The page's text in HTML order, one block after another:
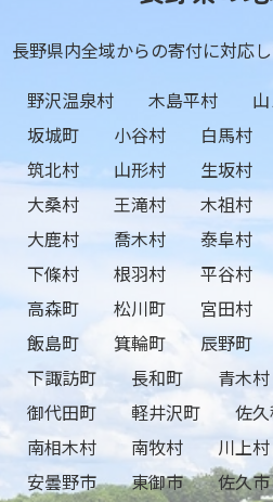
長野県内全域からの寄付に対応し
野沢温泉村
木島平村
坂城町
小谷村 白馬村
筑北村
山形村 生坂村
大桑村
王滝村 木祖村
大鹿村
喬木村 泰阜村
下條村
根羽村 平谷村
高森町
松川町 宮田村
飯島町
箕輪町 辰野町
下諏訪町
長和町 青木村
御代田町
軽井沢町 佐
南相木村
南牧村 川上村
安曇野市
東御市 佐久市